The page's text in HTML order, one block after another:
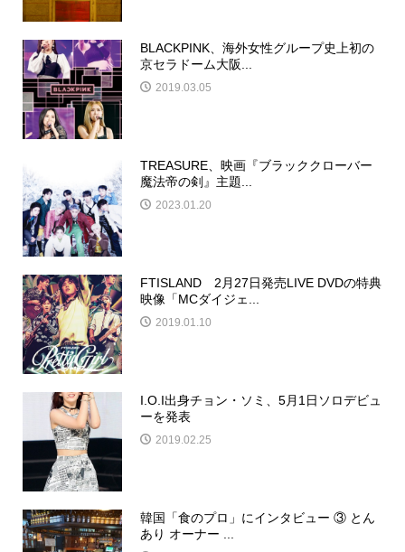
BLACKPINK、海外女性グループ史上初の
京セラドーム大阪...
2019.03.05
TREASURE、映画『ブラッククローバー
魔法帝の剣』主題...
2023.01.20
FTISLAND 2月27日発売LIVE DVDの特典
映像「MCダイジェ...
2019.01.10
I.O.I出身チョン・ソミ、5月1日ソロデビュ
ーを発表
2019.02.25
韓国「食のプロ」にインタビュー ③ とん
あり オーナー ...